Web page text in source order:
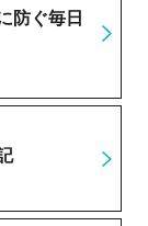
防ぐ毎日